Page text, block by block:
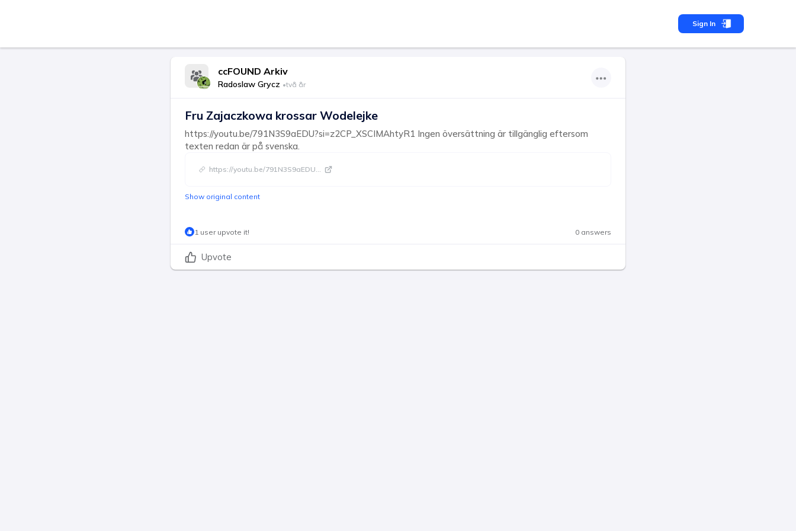
Sign In
ccFOUND Arkiv
Radoslaw Grycz •två år
Fru Zajaczkowa krossar Wodelejke
https://youtu.be/791N3S9aEDU?si=z2CP_XSCIMAhtyR1 Ingen översättning är tillgänglig eftersom
texten redan är på svenska.
https://youtu.be/791N3S9aEDU...
Show original content
1 user upvote it! 0 answers
Upvote